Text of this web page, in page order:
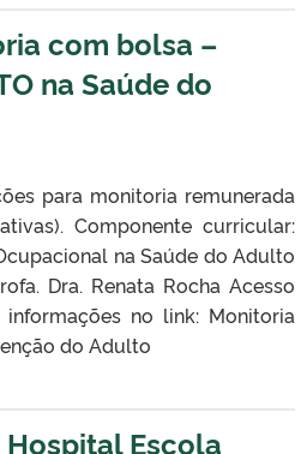
com bolsa –
na Saúde do
para monitoria remunerada
Componente curricular:
na Saúde do Adulto
Dra. Renata Rocha Acesso
no link: Monitoria
do Adulto
Escola